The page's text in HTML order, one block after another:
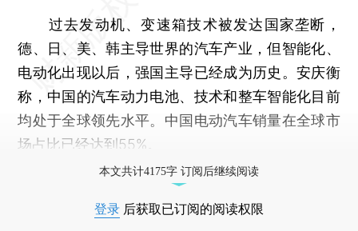
过去发动机、变速箱技术被发达国家垄断，
德、日、美、韩主导世界的汽车产业，但智能化、
电动化出现以后，强国主导已经成为历史。安庆衡
称，中国的汽车动力电池、技术和整车智能化目前
均处于全球领先水平。中国电动汽车销量在全球市
场占比已经达到55%。
本文共计4175字 订阅后继续阅读
登录 后获取已订阅的阅读权限